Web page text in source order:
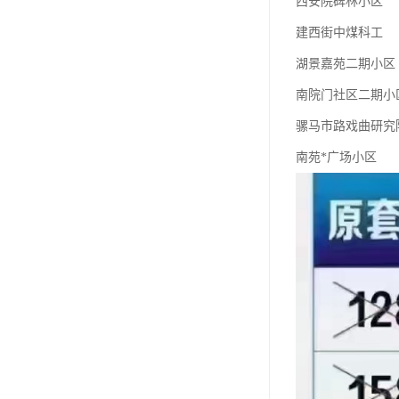
建西街中煤科工
湖景嘉苑二期小区
南院门社区二期小
骡马市路戏曲研究
南苑*广场小区